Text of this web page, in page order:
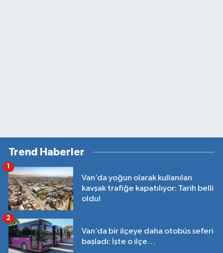
Trend Haberler
Van’da yoğun olarak kullanılan
kavşak trafiğe kapatılıyor: Tarih belli
oldu!
1
Van’da bir ilçeye daha otobüs seferi
başladı: İşte o ilçe…
2